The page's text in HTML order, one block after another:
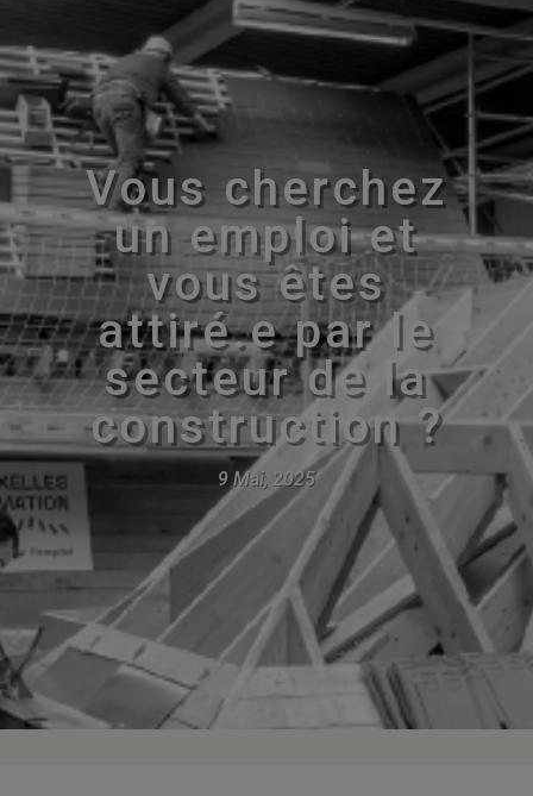
Vous cherchez
un emploi et
vous êtes
attiré.e par le
secteur de la
construction ?
9 Mai, 2025